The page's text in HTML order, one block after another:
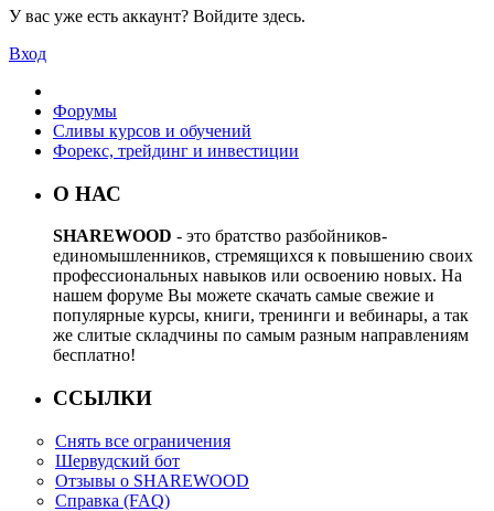
У вас уже есть аккаунт? Войдите здесь.
Вход
Форумы
Сливы курсов и обучений
Форекс, трейдинг и инвестиции
О НАС
SHAREWOOD - это братство разбойников-
единомышленников, стремящихся к повышению своих
профессиональных навыков или освоению новых. На
нашем форуме Вы можете скачать самые свежие и
популярные курсы, книги, тренинги и вебинары, а так
же слитые складчины по самым разным направлениям
бесплатно!
ССЫЛКИ
Снять все ограничения
Шервудский бот
Отзывы о SHAREWOOD
Справка (FAQ)